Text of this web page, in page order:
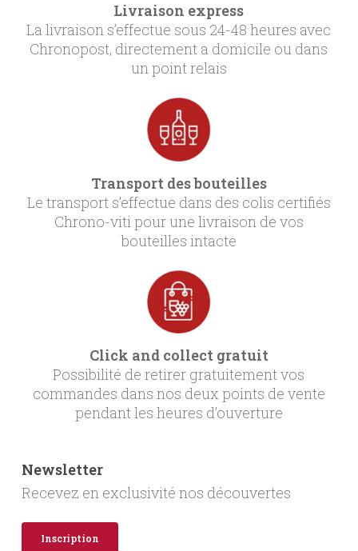
Livraison express
La livraison s’effectue sous 24-48 heures avec
Chronopost, directement a domicile ou dans
un point relais
Transport des bouteilles
Le transport s’effectue dans des colis certifiés
Chrono-viti pour une livraison de vos
bouteilles intacte
Click and collect gratuit
Possibilité de retirer gratuitement vos
commandes dans nos deux points de vente
pendant les heures d’ouverture
Newsletter
Recevez en exclusivité nos découvertes
Inscription